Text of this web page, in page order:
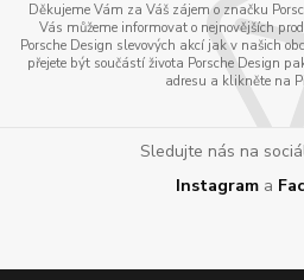
Děkujeme Vám za Váš zájem o značku
Vás můžeme informovat o nejnovějších
Porsche Design slevových akcí jak v našich
přejete být součástí života Porsche Design
adresu a klikněte na
Sledujte nás na
Instagram a